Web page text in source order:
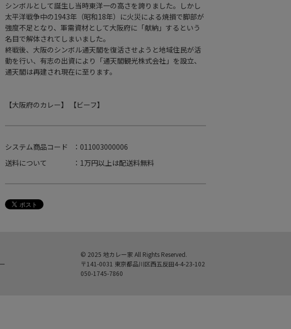
シンボルとして誕生し当時東洋一の高さを誇りました。しかし
太平洋戦争中の1943年（昭和18年）に火災による焼損で脚部が
強度不足となり、軍需資材として大阪府に「献納」するという
名目で解体されてしまいました。
終戦後、大阪のシンボル通天閣を復活させようと地域住民が活
動を行い、有志の出資により「通天閣観光株式会社」を設立、
通天閣は再建され現在に至ります。
【大阪府のカレー】 【ビーフ】
システム商品コード
：011003000006
送料について
：1万円以上は配送料無料
© 2025 地カレー家 All Rights Reserved.
〒141-0031 東京都品川区西五反田4-4-23-102
050-1745-7860